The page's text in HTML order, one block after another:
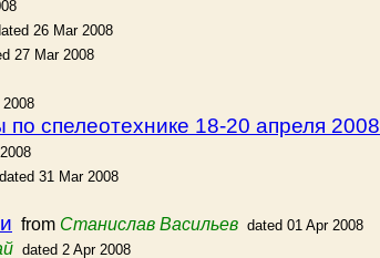
26 Mar 2008
27 Mar 2008
спелеотехнике 18-20 апреля 2008
dated 31 Mar 2008
from Станислав Васильев dated 01 Apr 2008
dated 2 Apr 2008